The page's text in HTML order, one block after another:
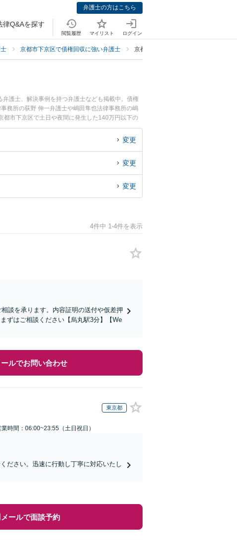
弁護士の方はこちら
律Q&Aを探す
閲覧履歴 マイリスト ログイン
京都市下京区で債権回収に強い弁護士 京都市下京区で140万円以下に強い弁
護士、解決事例を持つ弁護士なども掲載中。債権
務所の荻野 伸一弁護士や嶋田隼也法律事務所の嶋
都市下京区で土日や夜間に発生した140万円以下の
索したい』『初回相談無料で140万円以下の債権回
変更
変更
変更
4件中 1-4件を表示
談を承ります。内容証明の送付や仮差押
ずはご相談ください【烏丸駅3分】【We
ールでお問い合わせ
東京都
業時間：06:00~23:55（土日祝日）
ださい。迅速に行動し丁寧に対応いたし
メールで面談予約